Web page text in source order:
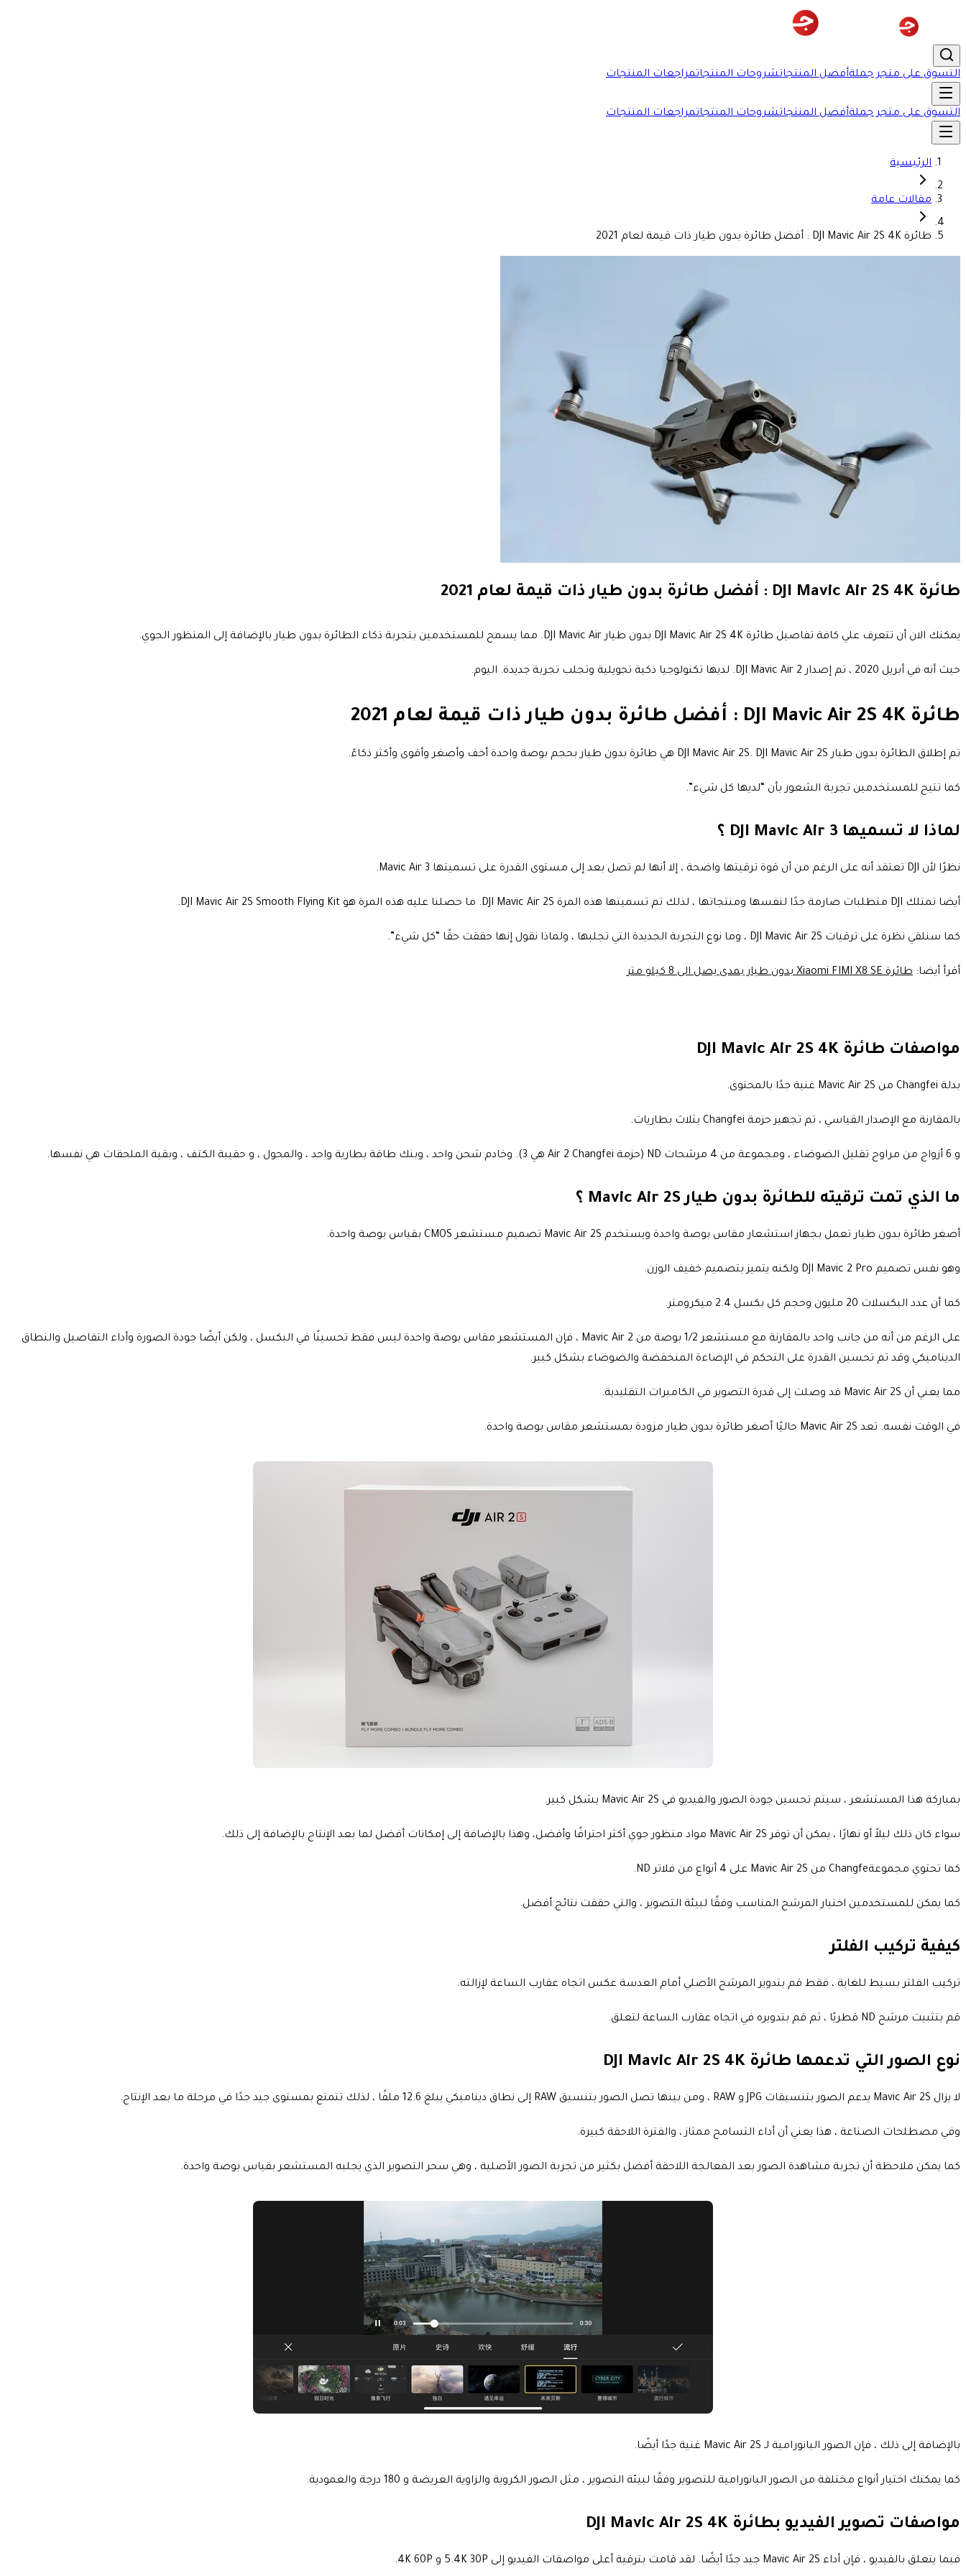
التسوق على متجر جملةأفضل المنتجاتشروحات المنتجاتمراجعات المنتجات
التسوق على متجر جملةأفضل المنتجاتشروحات المنتجاتمراجعات المنتجات
الرئيسية
مقالات عامة
طائرة DJI Mavic Air 2S 4K : أفضل طائرة بدون طيار ذات قيمة لعام 2021
طائرة DJI Mavic Air 2S 4K : أفضل طائرة بدون طيار ذات قيمة لعام 2021
يمكنك الان أن تتعرف علي كافة تفاصيل طائرة DJI Mavic Air 2S 4K بدون طيار DJI Mavic Air. مما يسمح للمستخدمين بتجربة ذكاء الطائرة بدون طيار بالإضافة إلى المنظور الجوي.
حيث أنه في أبريل 2020 ، تم إصدار DJI Mavic Air 2. لديها تكنولوجيا ذكية تحويلية وتجلب تجربة جديدة. اليوم.
طائرة DJI Mavic Air 2S 4K : أفضل طائرة بدون طيار ذات قيمة لعام 2021
تم إطلاق الطائرة بدون طيار DJI Mavic Air 2S. DJI Mavic Air 2S هي طائرة بدون طيار بحجم بوصة واحدة أخف وأصغر وأقوى وأكثر ذكاءً.
كما تتيح للمستخدمين تجربة الشعور بأن “لديها كل شيء”.
لماذا لا تسميها DJI Mavic Air 3 ؟
نظرًا لأن DJI تعتقد أنه على الرغم من أن قوة ترقيتها واضحة ، إلا أنها لم تصل بعد إلى مستوى القدرة على تسميتها Mavic Air 3.
أيضا تمتلك DJI متطلبات صارمة جدًا لنفسها ومنتجاتها ، لذلك تم تسميتها هذه المرة DJI Mavic Air 2S. ما حصلنا عليه هذه المرة هو DJI Mavic Air 2S Smooth Flying Kit.
كما سنلقي نظرة على ترقيات DJI Mavic Air 2S ، وما نوع التجربة الجديدة التي تجلبها ، ولماذا نقول إنها حققت حقًا “كل شيء”.
أقرأ أيضا: طائرة Xiaomi FIMI X8 SE بدون طيار بمدى يصل الى 8 كيلو متر
مواصفات طائرة DJI Mavic Air 2S 4K
بدلة Changfei من Mavic Air 2S غنية جدًا بالمحتوى.
بالمقارنة مع الإصدار القياسي ، تم تجهيز حزمة Changfei بثلاث بطاريات.
و 6 أزواج من مراوح تقليل الضوضاء ، ومجموعة من 4 مرشحات ND (حزمة Air 2 Changfei هي 3). وخادم شحن واحد ، وبنك طاقة بطارية واحد ، والمحول ، و حقيبة الكتف ، وبقية الملحقات هي نفسها.
ما الذي تمت ترقيته للطائرة بدون طيار Mavic Air 2S ؟
أصغر طائرة بدون طيار تعمل بجهاز استشعار مقاس بوصة واحدة ويستخدم Mavic Air 2S تصميم مستشعر CMOS بقياس بوصة واحدة.
وهو نفس تصميم DJI Mavic 2 Pro ولكنه يتميز بتصميم خفيف الوزن.
كما أن عدد البكسلات 20 مليون وحجم كل بكسل 2.4 ميكرومتر.
على الرغم من أنه من جانب واحد بالمقارنة مع مستشعر 1/2 بوصة من Mavic Air 2 ، فإن المستشعر مقاس بوصة واحدة ليس فقط تحسينًا في البكسل ، ولكن أيضًا جودة الصورة وأداء التفاصيل والنطاق
الديناميكي وقد تم تحسين القدرة على التحكم في الإضاءة المنخفضة والضوضاء بشكل كبير.
مما يعني أن Mavic Air 2S قد وصلت إلى قدرة التصوير في الكاميرات التقليدية.
في الوقت نفسه. تعد Mavic Air 2S حاليًا أصغر طائرة بدون طيار مزودة بمستشعر مقاس بوصة واحدة.
بمباركة هذا المستشعر ، سيتم تحسين جودة الصور والفيديو في Mavic Air 2S بشكل كبير.
سواء كان ذلك ليلاً أو نهارًا ، يمكن أن توفر Mavic Air 2S مواد منظور جوي أكثر احترافًا وأفضل، وهذا بالإضافة إلى إمكانات أفضل لما بعد الإنتاج بالإضافة إلى ذلك.
كما تحتوي مجموعةChangfe من Mavic Air 2S على 4 أنواع من فلاتر ND.
كما يمكن للمستخدمين اختيار المرشح المناسب وفقًا لبيئة التصوير ، والتي حققت نتائج أفضل.
كيفية تركيب الفلتر
تركيب الفلتر بسيط للغاية ، فقط قم بتدوير المرشح الأصلي أمام العدسة عكس اتجاه عقارب الساعة لإزالته.
قم بتثبيت مرشح ND قطريًا ، ثم قم بتدويره في اتجاه عقارب الساعة لتعلق.
نوع الصور التي تدعمها طائرة DJI Mavic Air 2S 4K
لا يزال Mavic Air 2S يدعم الصور بتنسيقات JPG و RAW ، ومن بينها تصل الصور بتنسيق RAW إلى نطاق ديناميكي يبلغ 12.6 ملفًا ، لذلك تتمتع بمستوى جيد جدًا في مرحلة ما بعد الإنتاج.
وفي مصطلحات الصناعة ، هذا يعني أن أداء التسامح ممتاز ، والفترة اللاحقة كبيرة.
كما يمكن ملاحظة أن تجربة مشاهدة الصور بعد المعالجة اللاحقة أفضل بكثير من تجربة الصور الأصلية ، وهي سحر التصوير الذي يجلبه المستشعر بقياس بوصة واحدة.
بالإضافة إلى ذلك ، فإن الصور البانورامية لـ Mavic Air 2S غنية جدًا أيضًا.
كما يمكنك اختيار أنواع مختلفة من الصور البانورامية للتصوير وفقًا لبيئة التصوير ، مثل الصور الكروية والزاوية العريضة و 180 درجة والعمودية.
مواصفات تصوير الفيديو بطائرة DJI Mavic Air 2S 4K
فيما يتعلق بالفيديو ، فإن أداء Mavic Air 2S جيد جدًا أيضًا. لقد قامت بترقية أعلى مواصفات الفيديو إلى 5.4K 30P و 4K 60P.